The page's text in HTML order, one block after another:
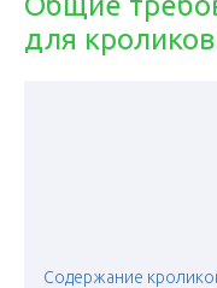
для кроликов
Содержание